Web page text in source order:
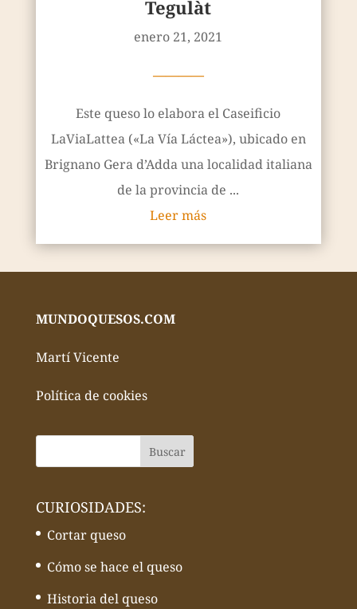
Tegulàt
enero 21, 2021
————
Este queso lo elabora el Caseificio
LaViaLattea («La Vía Láctea»), ubicado en
Brignano Gera d’Adda una localidad italiana
de la provincia de ...
Leer más
MUNDOQUESOS.COM
Martí Vicente
Política de cookies
CURIOSIDADES:
Cortar queso
Cómo se hace el queso
Historia del queso